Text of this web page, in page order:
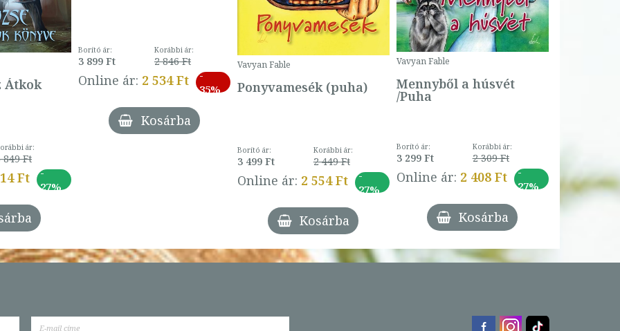
Átkok
ár:
849 Ft
Ft
-
27%
Borító ár:
3 899 Ft
Korábbi ár:
2 846 Ft
Online ár: 2 534 Ft
-
35%
Kosárba
Vavyan Fable
Ponyvamesék (puha)
Borító ár:
3 499 Ft
Korábbi ár:
2 449 Ft
Online ár: 2 554 Ft
-
27%
Kosárba
Vavyan Fable
Mennyből a húsvét
/Puha
Borító ár:
3 299 Ft
Korábbi ár:
2 309 Ft
Online ár: 2 408 Ft
-
27%
Kosárba